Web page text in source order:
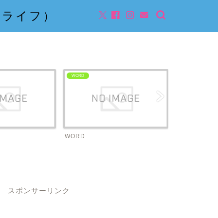
イフ）
ビジネス
ビジネス
スポンサーリンク